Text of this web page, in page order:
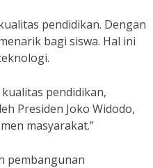
pendidikan. Dengan
bagi siswa. Hal ini
pendidikan,
Presiden Joko Widodo,
masyarakat.”
pembangunan